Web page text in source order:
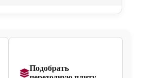
Подобрать